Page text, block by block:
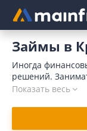
Главное меню
Займы в
Иногда
решений.
обращения в
может послужить
Отличным
Показать весь